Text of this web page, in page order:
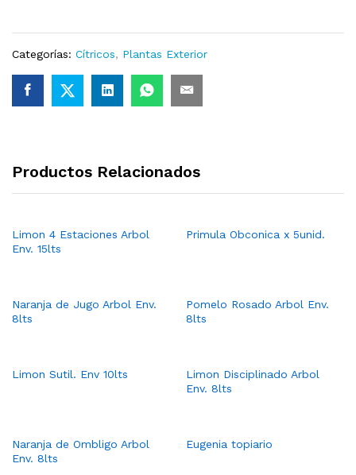
Categorías: Cítricos, Plantas Exterior
Productos Relacionados
Limon 4 Estaciones Arbol
Env. 15lts
Primula Obconica x 5unid.
Naranja de Jugo Arbol Env.
8lts
Pomelo Rosado Arbol Env.
8lts
Limon Sutil. Env 10lts
Limon Disciplinado Arbol
Env. 8lts
Naranja de Ombligo Arbol
Env. 8lts
Eugenia topiario